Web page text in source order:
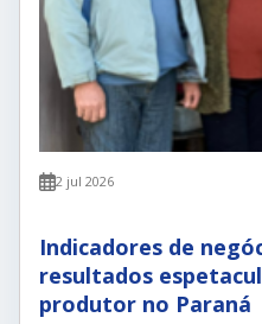
2 jul 2026
Indicadores de
resultados
produtor no Paraná